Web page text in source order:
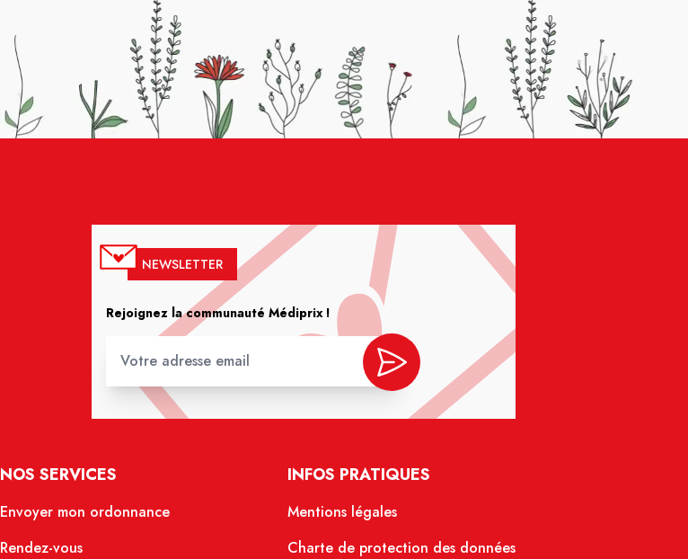
NEWSLETTER
Rejoignez la communauté Médiprix !
NOS SERVICES
Envoyer mon ordonnance
Rendez-vous
INFOS PRATIQUES
Mentions légales
Charte de protection des données